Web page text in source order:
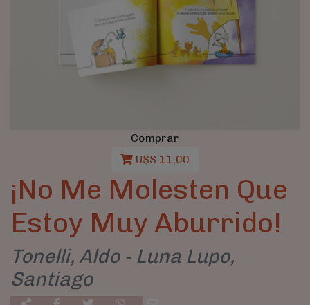
Comprar
U$S 11,00
¡No Me Molesten Que
Estoy Muy Aburrido!
Tonelli, Aldo - Luna Lupo,
Santiago